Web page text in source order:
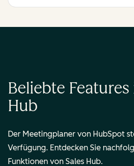
Beliebte Features
Hub
Der Meetingplaner von HubSpot
Verfügung. Entdecken Sie
Funktionen von Sales Hub.